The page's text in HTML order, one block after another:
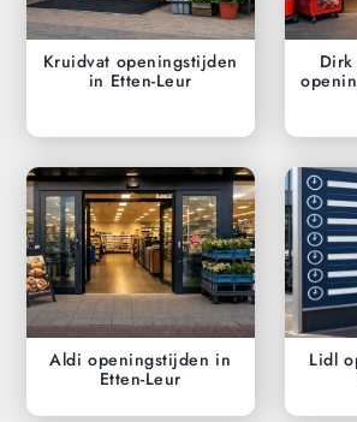
Kruidvat openingstijden
in Etten-Leur
Aldi openingstijden in
Etten-Leur
Lidl